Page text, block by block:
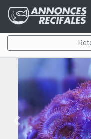
Previous